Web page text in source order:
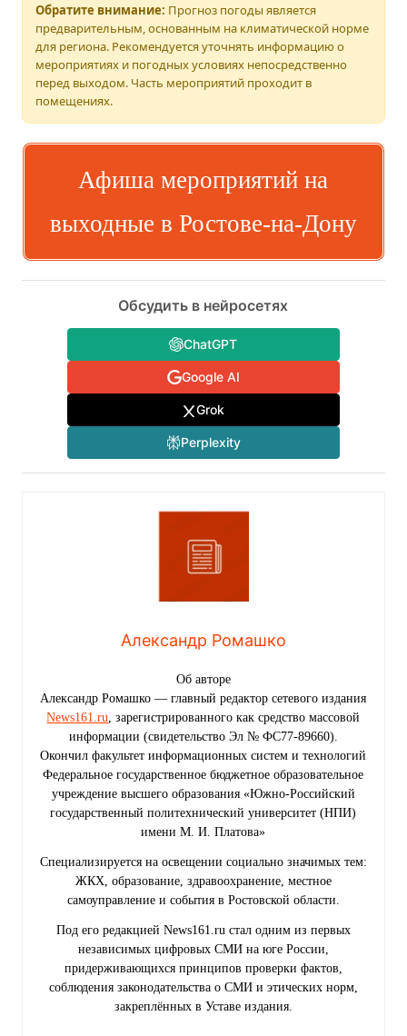
Обратите внимание: Прогноз погоды является
предварительным, основанным на климатической норме
для региона. Рекомендуется уточнять информацию о
мероприятиях и погодных условиях непосредственно
перед выходом. Часть мероприятий проходит в
помещениях.
Афиша мероприятий на
выходные в Ростове-на-Дону
Обсудить в нейросетях
ChatGPT
Google AI
Grok
Perplexity
Александр Ромашко
Об авторе
Александр Ромашко — главный редактор сетевого издания
News161.ru , зарегистрированного как средство массовой
информации (свидетельство Эл № ФС77-89660).
Окончил факультет информационных систем и технологий
Федеральное государственное бюджетное образовательное
учреждение высшего образования «Южно-Российский
государственный политехнический университет (НПИ)
имени М. И. Платова»
Специализируется на освещении социально значимых тем:
ЖКХ, образование, здравоохранение, местное
самоуправление и события в Ростовской области.
Под его редакцией News161.ru стал одним из первых
независимых цифровых СМИ на юге России,
придерживающихся принципов проверки фактов,
соблюдения законодательства о СМИ и этических норм,
закреплённых в Уставе издания.